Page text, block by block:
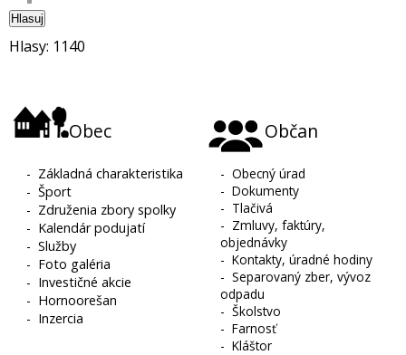
Hlasuj
Hlasy: 1140
Obec
- Základná charakteristika
-Šport
- Združenia zbory spolky
- Kalendár podujatí
-Služby
- Foto galéria
- Investičné akcie
- Hornoorešan
- Inzercia
Občan
-Obecný úrad
-Dokumenty
- Tlačivá
- Zmluvy, faktúry,
objednávky
-Kontakty, úradné hodiny
-Separovaný zber, vývoz
odpadu
-Školstvo
-Farnosť
-Kláštor